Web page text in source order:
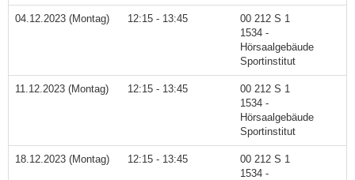
04.12.2023 (Montag) 12:15 - 13:45
00 212 S 1
1534 -
Hörsaalgebäude
Sportinstitut
11.12.2023 (Montag) 12:15 - 13:45
00 212 S 1
1534 -
Hörsaalgebäude
Sportinstitut
18.12.2023 (Montag) 12:15 - 13:45
00 212 S 1
1534 -